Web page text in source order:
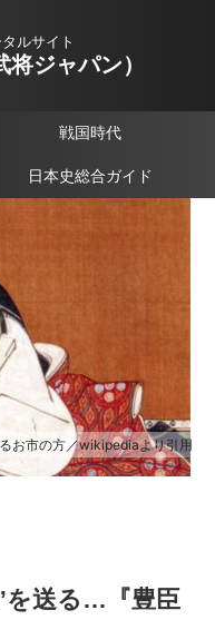
ルサイト
ジャパン）
戦国時代
日本史総合ガイド
お市の方／wikipediaより引用
を送る…『豊臣